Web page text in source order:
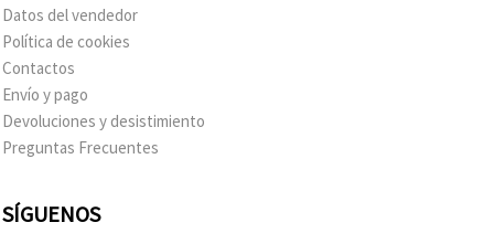
Datos del vendedor
Política de cookies
Contactos
Envío y pago
Devoluciones y desistimiento
Preguntas Frecuentes
SÍGUENOS